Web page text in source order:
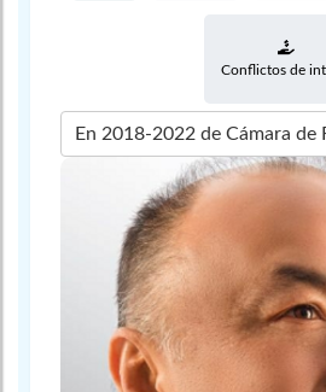
Conflictos de
En 2018-2022 de Cámara de